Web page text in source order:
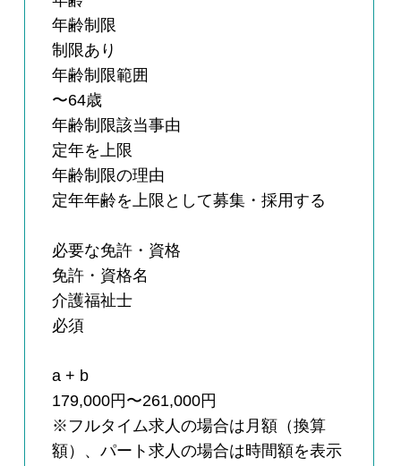
年齢制限
制限あり
年齢制限範囲
〜64歳
年齢制限該当事由
定年を上限
年齢制限の理由
定年年齢を上限として募集・採用する
必要な免許・資格
免許・資格名
介護福祉士
必須
a + b
179,000円〜261,000円
※フルタイム求人の場合は月額（換算
額）、パート求人の場合は時間額を表示